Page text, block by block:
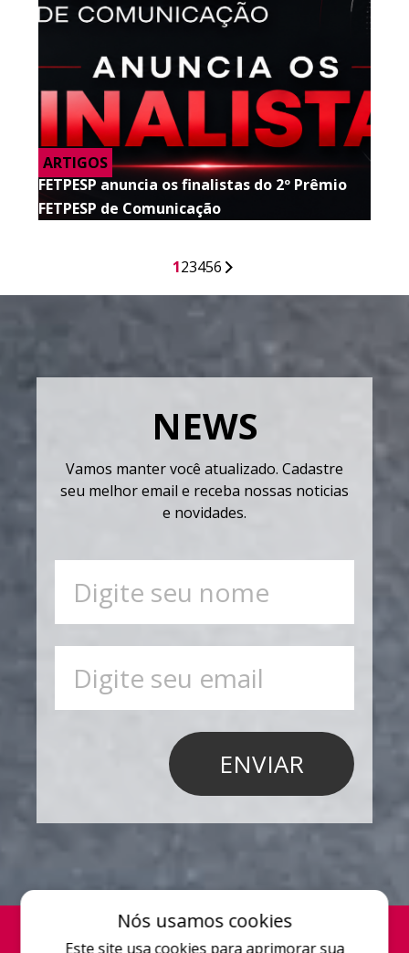
ARTIGOS
FETPESP anuncia os finalistas do 2º Prêmio
FETPESP de Comunicação
123456
NEWS
Vamos manter você atualizado. Cadastre
seu melhor email e receba nossas noticias
e novidades.
Nós usamos cookies
Este site usa cookies para aprimorar sua